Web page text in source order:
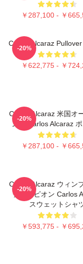
￥287,100 - ￥
Carlos Alcaraz
￥622,775 - ￥
-20%
Carlos Alcaraz 米国オ
ング Carlos Alcaraz
￥287,100 - ￥
-20%
Carlos Alcaraz ウィン
チャンピオン Carlos
スウェットシャ
￥593,775 - ￥
-20%